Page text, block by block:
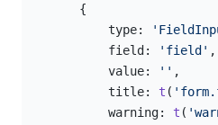
        {
            type:
            field:
'field' ,
            value:
'' ,
            title:
t (
            warning:
t (